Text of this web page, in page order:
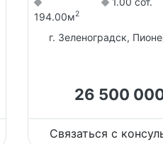
194.00м2
г. Зеленоградск,
26 500
Связаться с